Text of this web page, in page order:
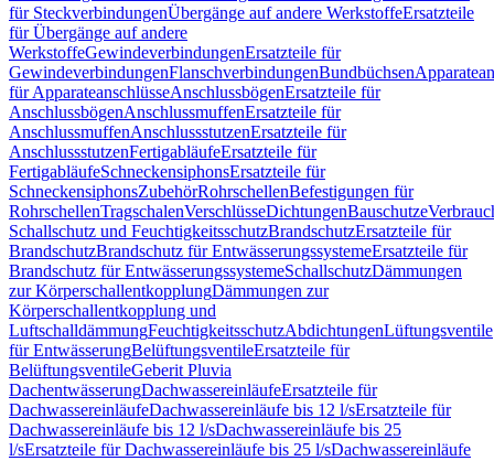
für SteckverbindungenÜbergänge auf andere WerkstoffeErsatzteile
für Übergänge auf andere
WerkstoffeGewindeverbindungenErsatzteile für
GewindeverbindungenFlanschverbindungenBundbüchsen
für ApparateanschlüsseAnschlussbögenErsatzteile für
AnschlussbögenAnschlussmuffenErsatzteile für
AnschlussmuffenAnschlussstutzenErsatzteile für
AnschlussstutzenFertigabläufeErsatzteile für
FertigabläufeSchneckensiphonsErsatzteile für
SchneckensiphonsZubehörRohrschellenBefestigungen für
RohrschellenTragschalenVerschlüsseDichtungenBauschutze
Schallschutz und FeuchtigkeitsschutzBrandschutzErsatzteile für
BrandschutzBrandschutz für EntwässerungssystemeErsatzteile für
Brandschutz für EntwässerungssystemeSchallschutzDämmungen
zur KörperschallentkopplungDämmungen zur
Körperschallentkopplung und
LuftschalldämmungFeuchtigkeitsschutzAbdichtungenLüftungsventile
für EntwässerungBelüftungsventileErsatzteile für
BelüftungsventileGeberit Pluvia
DachentwässerungDachwassereinläufeErsatzteile für
DachwassereinläufeDachwassereinläufe bis 12 l/sErsatzteile für
Dachwassereinläufe bis 12 l/sDachwassereinläufe bis 25
l/sErsatzteile für Dachwassereinläufe bis 25 l/sDachwassereinläufe